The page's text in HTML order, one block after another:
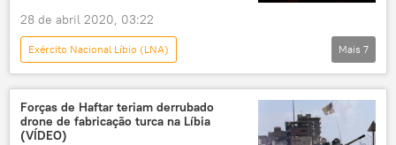
28 de abril 2020, 03:22
Exército Nacional Líbio (LNA)
Oriente Médio e África
Mundo
Notícias
Khalifa Haftar
Conflito na Líbia
ONU
Mais 7
Forças de Haftar teriam derrubado
drone de fabricação turca na Líbia
(VÍDEO)